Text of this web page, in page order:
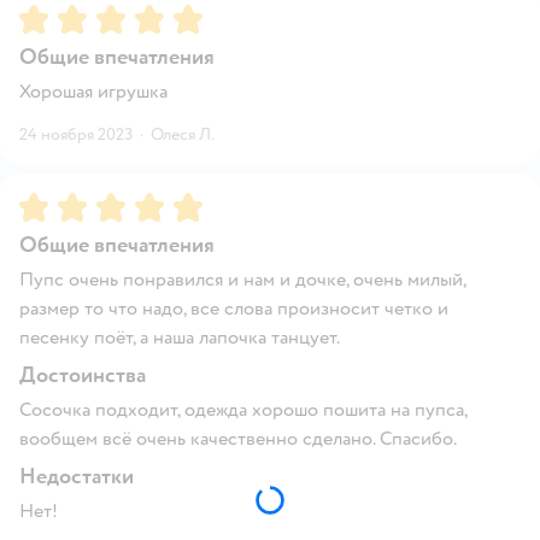
Рейтинг:5
Общие впечатления
Хорошая игрушка
24 ноября 2023 · Олеся Л.
Рейтинг:5
Общие впечатления
Пупс очень понравился и нам и дочке, очень милый,
размер то что надо, все слова произносит четко и
песенку поёт, а наша лапочка танцует.
Достоинства
Сосочка подходит, одежда хорошо пошита на пупса,
вообщем всё очень качественно сделано. Спасибо.
Недостатки
Нет!